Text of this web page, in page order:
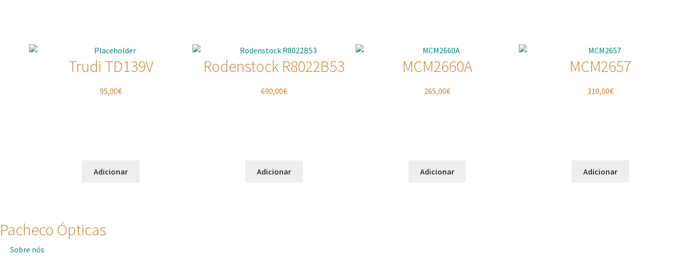
Trudi TD139V
95,00€
Adicionar
Rodenstock R8022B53
690,00€
Adicionar
MCM2660A
265,00€
Adicionar
MCM2657
310,00€
Adicionar
Pacheco Ópticas
Sobre nós